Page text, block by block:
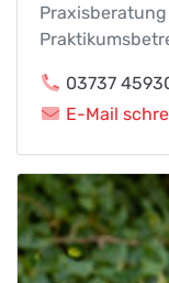
03737
E-Mail